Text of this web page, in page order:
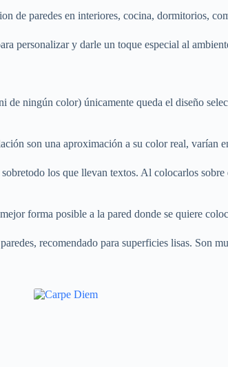
de paredes en interiores, cocina, dormitorios,
personalizar y darle un toque especial al
de ningún color) únicamente queda el diseño
son una aproximación a su color real, varían
los que llevan textos. Al colocarlos
forma posible a la pared donde se quiere
recomendado para superficies lisas. Son